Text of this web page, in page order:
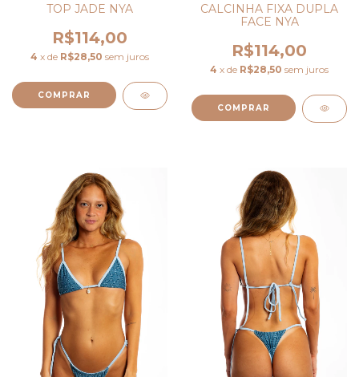
TOP JADE NYA
R$114,00
4 x de R$28,50 sem juros
COMPRAR
CALCINHA FIXA DUPLA
FACE NYA
R$114,00
4 x de R$28,50 sem juros
COMPRAR